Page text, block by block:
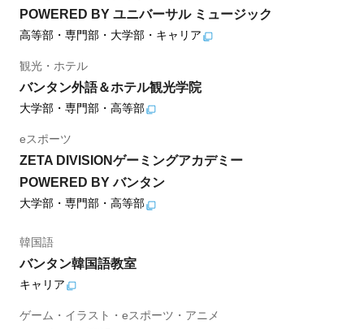
POWERED BY ユニバーサル ミュージック
高等部・専門部・大学部・キャリア
観光・ホテル
バンタン外語＆ホテル観光学院
大学部・専門部・高等部
eスポーツ
ZETA DIVISIONゲーミングアカデミー
POWERED BY バンタン
大学部・専門部・高等部
韓国語
バンタン韓国語教室
キャリア
ゲーム・イラスト・eスポーツ・アニメ